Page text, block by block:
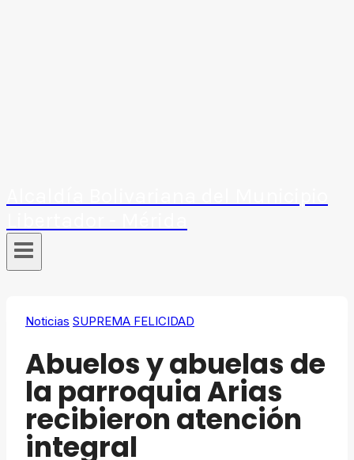
Noticias SUPREMA FELICIDAD
Abuelos y abuelas de
la parroquia Arias
recibieron atención
integral